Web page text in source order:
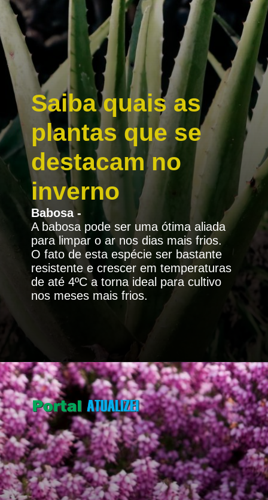
Saiba quais as
plantas que se
destacam no
inverno
Babosa-
A babosa pode ser uma ótima aliada
para limpar o ar nos dias mais frios.
O fato de esta espécie ser bastante
resistente e crescer em temperaturas
de até 4ºC a torna ideal para cultivo
nos meses mais frios.
Opening https://portalatualizei.com.br/agro/a-magia-do-inverno-descubra-as-plantas-que-se-destacam-na-estacao/16130/